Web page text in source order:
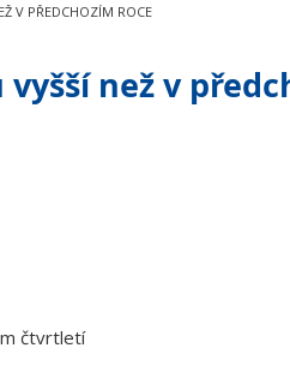
V PŘEDCHOZÍM ROCE
vyšší než v
čtvrtletí